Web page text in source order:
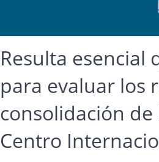
Resulta esencial
para evaluar los
consolidación
Centro